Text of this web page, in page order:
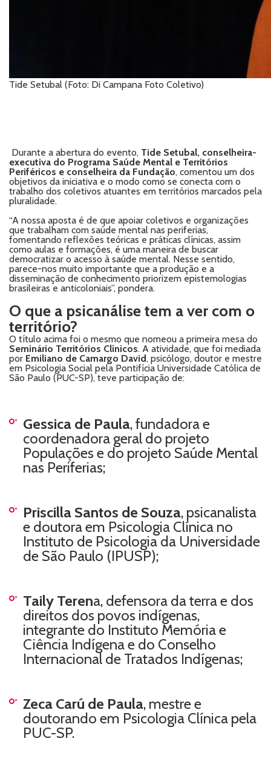
Tide Setubal (Foto: Di Campana Foto Coletivo)
Durante a abertura do evento, Tide Setubal, conselheira-
executiva do Programa Saúde Mental e Territórios
Periféricos e conselheira da Fundação, comentou um dos
objetivos da iniciativa e o modo como se conecta com o
trabalho dos coletivos atuantes em territórios marcados pela
pluralidade.
“A nossa aposta é de que apoiar coletivos e organizações
que trabalham com saúde mental nas periferias,
fomentando reflexões teóricas e práticas clínicas, assim
como aulas e formações, é uma maneira de buscar
democratizar o acesso à saúde mental. Nesse sentido,
parece-nos muito importante que a produção e a
disseminação de conhecimento priorizem epistemologias
brasileiras e anticoloniais”, pondera.
O que a psicanálise tem a ver com o
território?
O título acima foi o mesmo que nomeou a primeira mesa do
Seminário Territórios Clínicos. A atividade, que foi mediada
por Emiliano de Camargo David, psicólogo, doutor e mestre
em Psicologia Social pela Pontifícia Universidade Católica de
São Paulo (PUC-SP), teve participação de:
Gessica de Paula, fundadora e
coordenadora geral do projeto
Populações e do projeto Saúde Mental
nas Periferias;
Priscilla Santos de Souza, psicanalista
e doutora em Psicologia Clínica no
Instituto de Psicologia da Universidade
de São Paulo (IPUSP);
Taily Terena, defensora da terra e dos
direitos dos povos indígenas,
integrante do Instituto Memória e
Ciência Indígena e do Conselho
Internacional de Tratados Indígenas;
Zeca Carú de Paula, mestre e
doutorando em Psicologia Clínica pela
PUC-SP.